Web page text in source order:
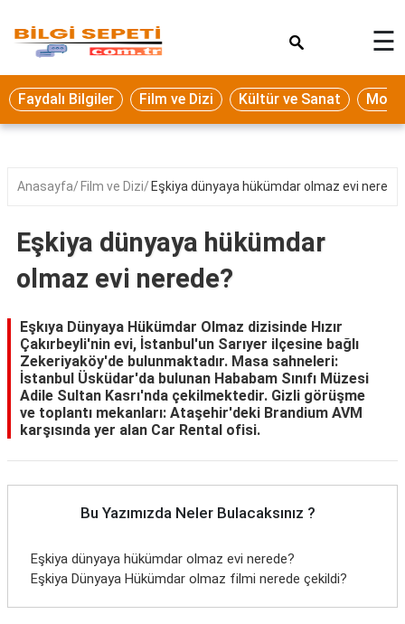
Eğitim
Ekonomi
Seyahat
Oyun
Yaşam
Hukuk
Blog
☰
Faydalı Bilgiler Film ve Dizi Kültür ve Sanat
Anasayfa Film ve Dizi Eşkiya dünyaya hükümdar olmaz evi
Eşkiya dünyaya hükümdar
olmaz evi nerede?
Eşkıya Dünyaya Hükümdar Olmaz dizisinde Hızır
Çakırbeyli'nin evi, İstanbul'un Sarıyer ilçesine bağlı
Zekeriyaköy'de bulunmaktadır. Masa sahneleri:
İstanbul Üsküdar'da bulunan Hababam Sınıfı Müzesi
Adile Sultan Kasrı'nda çekilmektedir. Gizli görüşme
ve toplantı mekanları: Ataşehir'deki Brandium AVM
karşısında yer alan Car Rental ofisi.
Bu Yazımızda Neler Bulacaksınız ?
Eşkiya dünyaya hükümdar olmaz evi nerede?
Eşkiya Dünyaya Hükümdar olmaz filmi nerede çekildi?